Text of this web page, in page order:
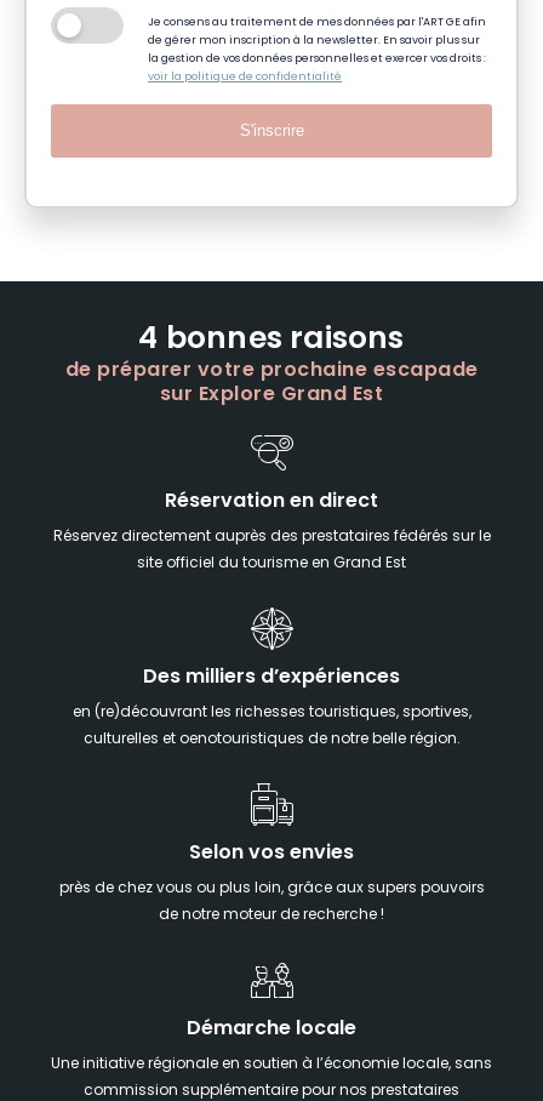
Je consens au traitement de mes données par l'ART GE afin
de gérer mon inscription à la newsletter. En savoir plus sur
la gestion de vos données personnelles et exercer vos droits :
voir la politique de confidentialité
S'inscrire
4 bonnes raisons
de préparer votre prochaine escapade
sur Explore Grand Est
Réservation en direct
Réservez directement auprès des prestataires fédérés sur le
site officiel du tourisme en Grand Est
Des milliers d’expériences
en (re)découvrant les richesses touristiques, sportives,
culturelles et oenotouristiques de notre belle région.
Selon vos envies
près de chez vous ou plus loin, grâce aux supers pouvoirs
de notre moteur de recherche !
Démarche locale
Une initiative régionale en soutien à l’économie locale, sans
commission supplémentaire pour nos prestataires